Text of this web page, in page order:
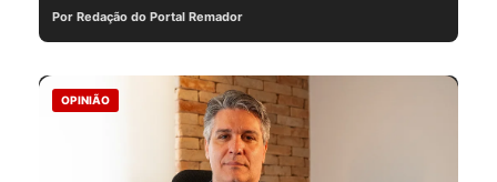
Por Redação do Portal Remador
OPINIÃO